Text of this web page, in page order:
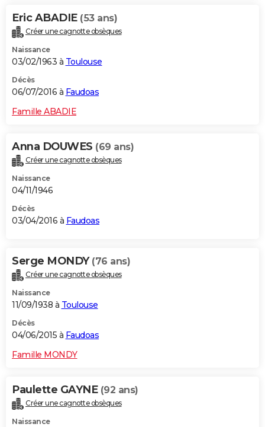
Eric ABADIE (53 ans)
Créer une cagnotte obsèques
Naissance
03/02/1963 à Toulouse
Décès
06/07/2016 à Faudoas
Famille ABADIE
Anna DOUWES (69 ans)
Créer une cagnotte obsèques
Naissance
04/11/1946
Décès
03/04/2016 à Faudoas
Serge MONDY (76 ans)
Créer une cagnotte obsèques
Naissance
11/09/1938 à Toulouse
Décès
04/06/2015 à Faudoas
Famille MONDY
Paulette GAYNE (92 ans)
Créer une cagnotte obsèques
Naissance